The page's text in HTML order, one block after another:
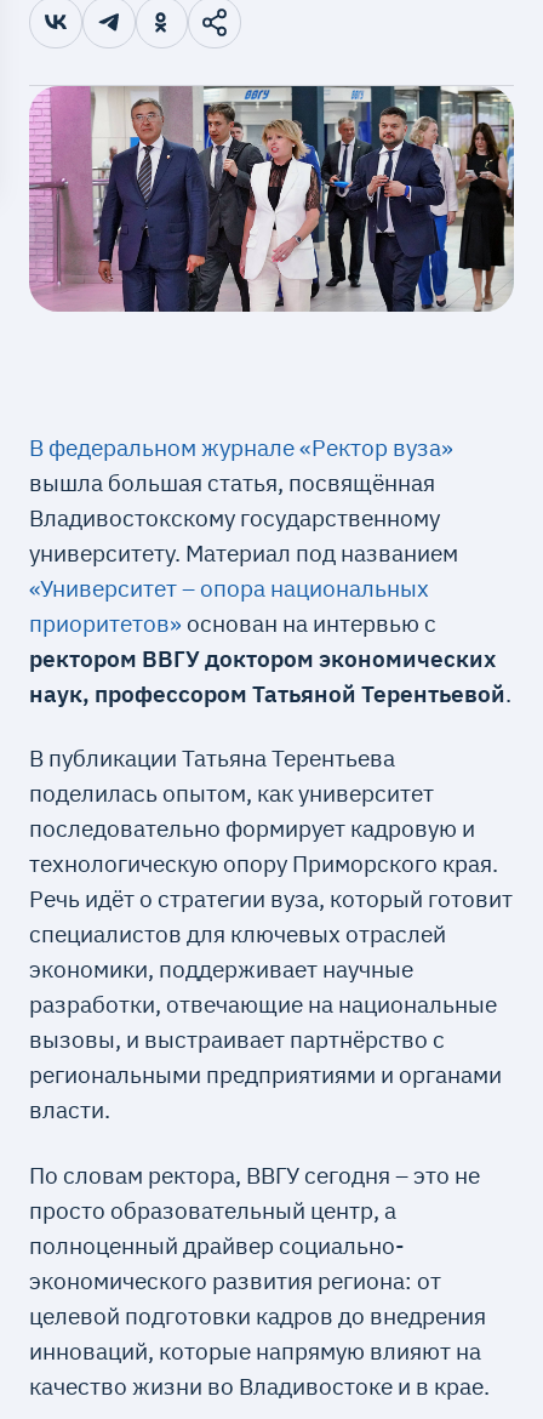
В федеральном журнале «Ректор вуза»
вышла большая статья, посвящённая
Владивостокскому государственному
университету. Материал под названием
«Университет – опора национальных
приоритетов» основан на интервью с
ректором ВВГУ доктором экономических
наук, профессором Татьяной Терентьевой.
В публикации Татьяна Терентьева
поделилась опытом, как университет
последовательно формирует кадровую и
технологическую опору Приморского края.
Речь идёт о стратегии вуза, который готовит
специалистов для ключевых отраслей
экономики, поддерживает научные
разработки, отвечающие на национальные
вызовы, и выстраивает партнёрство с
региональными предприятиями и органами
власти.
По словам ректора, ВВГУ сегодня – это не
просто образовательный центр, а
полноценный драйвер социально-
экономического развития региона: от
целевой подготовки кадров до внедрения
инноваций, которые напрямую влияют на
качество жизни во Владивостоке и в крае.